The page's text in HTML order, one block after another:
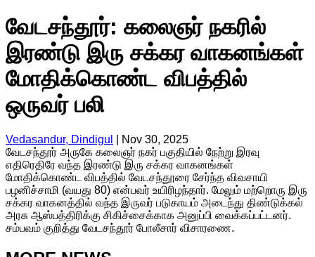
வேடசந்தூர்: கலைஞர் நகரில்
இரண்டு இரு சக்கர வாகனங்கள்
மோதிக்கொண்ட விபத்தில்
ஒருவர் பலி
Vedasandur, Dindigul
Nov 30, 2025
வேடசந்தூர் அருகே கலைஞர் நகர் பகுதியில் நேற்று இரவு
எதிரெதிரே வந்த இரண்டு இரு சக்கர வாகனங்கள்
மோதிக்கொண்ட விபத்தில் வேடசந்தூரை சேர்ந்த விவசாயி
பழனிச்சாமி (வயது 80) என்பவர் உயிரிழந்தார். மேலும் மற்றொரு இரு
சக்கர வாகனத்தில் வந்த இருவர் படுகாயம் அடைந்து திண்டுக்கல்
அரசு ஆஸ்பத்திரிக்கு சிகிச்சைக்காக அனுப்பி வைக்கப்பட்டனர்.
சம்பவம் குறித்து வேடசந்தூர் போலீசார் விசாரணை.